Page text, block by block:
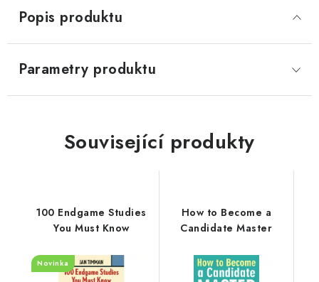
Popis produktu
Parametry produktu
Související produkty
100 Endgame Studies
You Must Know
Novinka
How to Become a
Candidate Master